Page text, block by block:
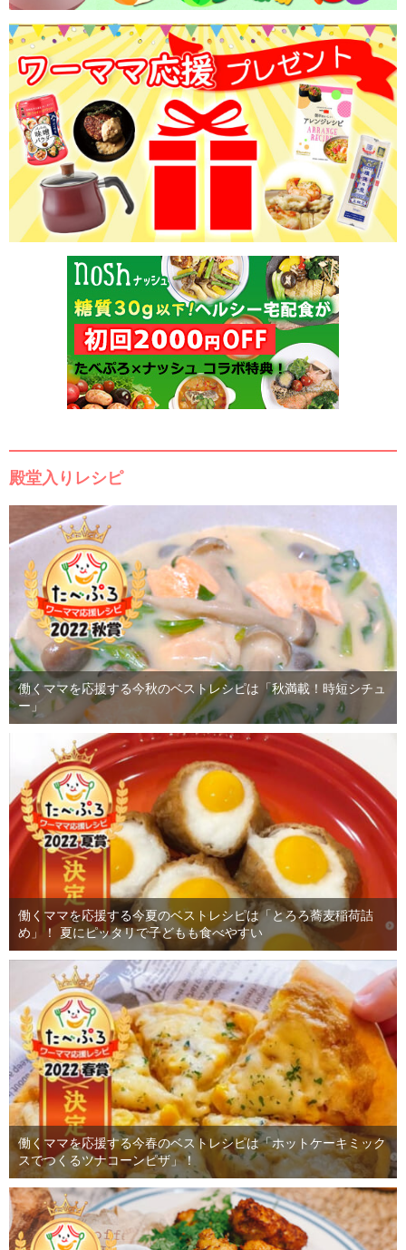
殿堂入りレシピ
働くママを応援する今秋のベストレシピは「秋満載！時短シチュ
ー」
働くママを応援する今夏のベストレシピは「とろろ蕎麦稲荷詰
め」！ 夏にピッタリで子どもも食べやすい
働くママを応援する今春のベストレシピは「ホットケーキミック
スでつくるツナコーンピザ」！